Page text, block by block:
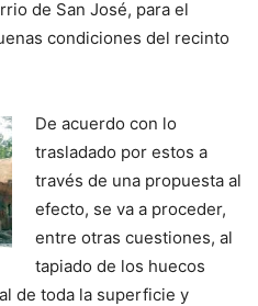
de San José, para el
condiciones del recinto
De acuerdo con lo
trasladado por estos a
través de una propuesta al
efecto, se va a proceder,
entre otras cuestiones, al
tapiado de los huecos
de toda la superficie y